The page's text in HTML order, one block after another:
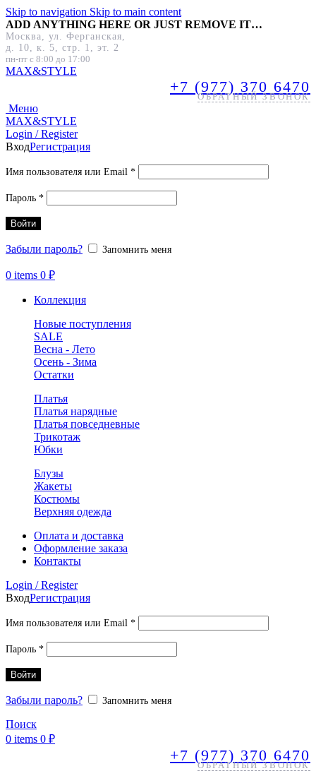
Skip to navigation Skip to main content
ADD ANYTHING HERE OR JUST REMOVE IT…
Москва, ул. Ферганская,
д. 10, к. 5, стр. 1, эт. 2
пн-пт с 8:00 до 17:00
MAX&STYLE
+7 (977) 370 6470
ОБРАТНЫЙ ЗВОНОК
Меню
MAX&STYLE
Login / Register
ВходРегистрация
Имя пользователя или Email *Обязательно
Пароль *Обязательно
Войти
Забыли пароль? Запомнить меня
0 items 0 ₽
Коллекция
Новые поступления
SALE
Весна - Лето
Осень - Зима
Остатки
Платья
Платья нарядные
Платья повседневные
Трикотаж
Юбки
Блузы
Жакеты
Костюмы
Верхняя одежда
Оплата и доставка
Оформление заказа
Контакты
Login / Register
ВходРегистрация
Имя пользователя или Email *Обязательно
Пароль *Обязательно
Войти
Забыли пароль? Запомнить меня
Поиск
0 items 0 ₽
+7 (977) 370 6470
ОБРАТНЫЙ ЗВОНОК